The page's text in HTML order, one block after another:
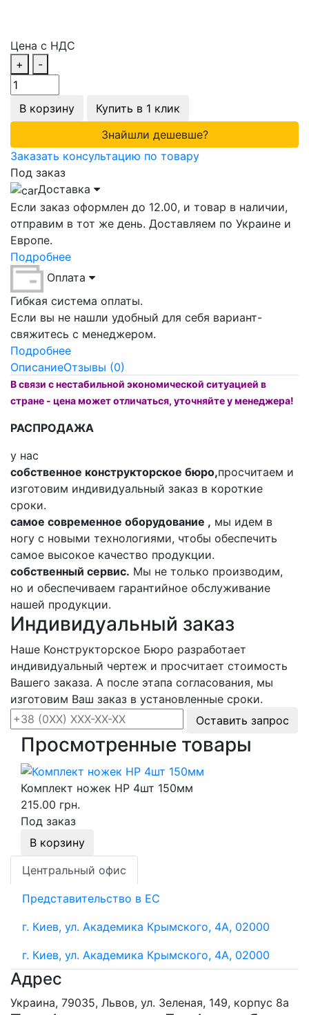
Цена с НДС
+
-
В корзину
Купить в 1 клик
Знайшли дешевше?
Заказать консультацию по товару
Под заказ
Доставка
Если заказ оформлен до 12.00, и товар в наличии,
отправим в тот же день. Доставляем по Украине и
Европе.
Подробнее
Оплата
Гибкая система оплаты.
Если вы не нашли удобный для себя вариант-
свяжитесь с менеджером.
Подробнее
ОписаниеОтзывы (0)
В связи с нестабильной экономической ситуацией в
стране - цена может отличаться, уточняйте у менеджера!
РАСПРОДАЖА
у нас
собственное конструкторское бюро,просчитаем и
изготовим индивидуальный заказ в короткие
сроки.
самое современное оборудование , мы идем в
ногу с новыми технологиями, чтобы обеспечить
самое высокое качество продукции.
собственный сервис. Мы не только производим,
но и обеспечиваем гарантийное обслуживание
нашей продукции.
Индивидуальный заказ
Наше Конструкторское Бюро разработает
индивидуальный чертеж и просчитает стоимость
Вашего заказа. А после этапа согласования, мы
изготовим Ваш заказ в установленные сроки.
Оставить запрос
Просмотренные товары
Комплект ножек HP 4шт 150мм
215.00 грн.
Под заказ
В корзину
Центральный офис
Представительство в ЕС
г. Киев, ул. Академика Крымского, 4А, 02000
г. Киев, ул. Академика Крымского, 4А, 02000
Адрес
Украина, 79035, Львов, ул. Зеленая, 149, корпус 8а